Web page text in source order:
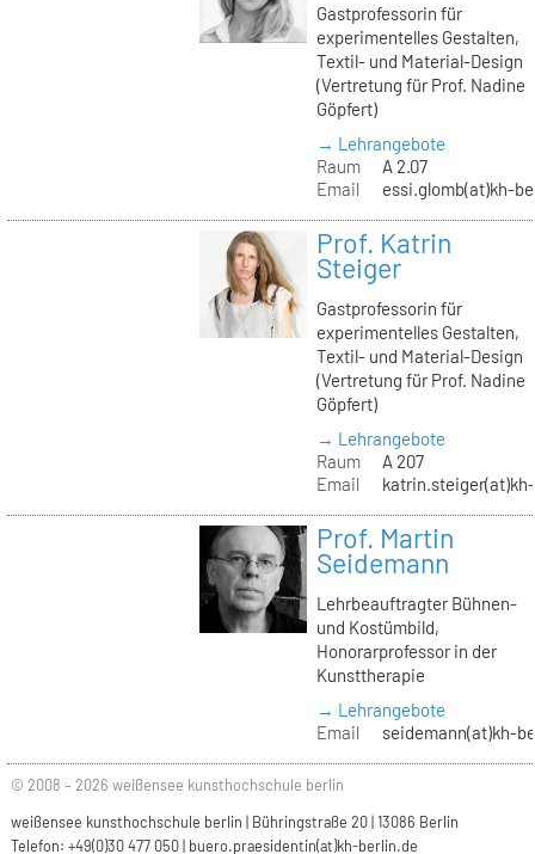
Gastprofessorin für
experimentelles Gestalten,
Textil- und Material-Design
(Vertretung für Prof. Nadine
Göpfert)
→ Lehrangebote
Raum
A 2.07
Email
essi.glomb(at)kh-
Prof. Katrin
Steiger
Gastprofessorin für
experimentelles Gestalten,
Textil- und Material-Design
(Vertretung für Prof. Nadine
Göpfert)
→ Lehrangebote
Raum
A 207
Email
Prof. Martin
Seidemann
Lehrbeauftragter Bühnen-
und Kostümbild,
Honorarprofessor in der
Kunsttherapie
→ Lehrangebote
Email
seidemann(at)kh-
© 2008 – 2026 weißensee kunsthochschule berlin
weißensee kunsthochschule berlin | Bühringstraße 20 | 13086 Berlin
Telefon: +49(0)30 477 050 | buero.praesidentin(at)kh-berlin.de